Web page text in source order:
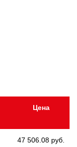
Цена
47 506.08 руб.